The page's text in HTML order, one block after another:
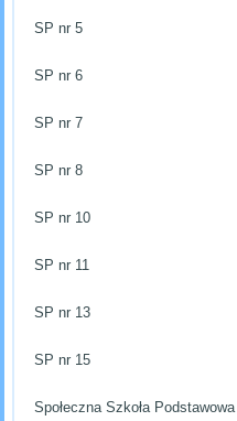
SP nr 5
SP nr 6
SP nr 7
SP nr 8
SP nr 10
SP nr 11
SP nr 13
SP nr 15
Społeczna Szkoła Podstawowa